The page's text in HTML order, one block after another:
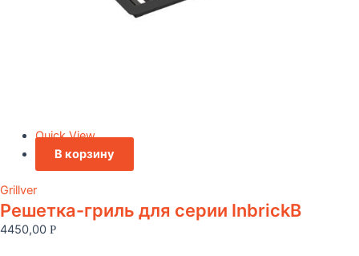
Quick View
В корзину
Grillver
Решетка-гриль для серии InbrickВ
4450,00 Р